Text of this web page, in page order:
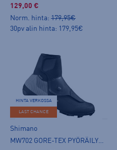
129,00 €
Norm. hinta: 179,95€
30pv alin hinta: 179,95€
HINTA VERKOSSA
LAST CHANCE
Shimano